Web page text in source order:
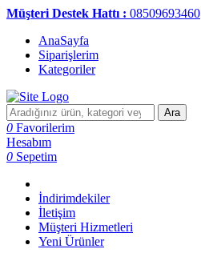
Müşteri Destek Hattı : 08509693460
AnaSayfa
Siparişlerim
Kategoriler
Ara
0 Favorilerim
Hesabım
0 Sepetim
İndirimdekiler
İletişim
Müşteri Hizmetleri
Yeni Ürünler